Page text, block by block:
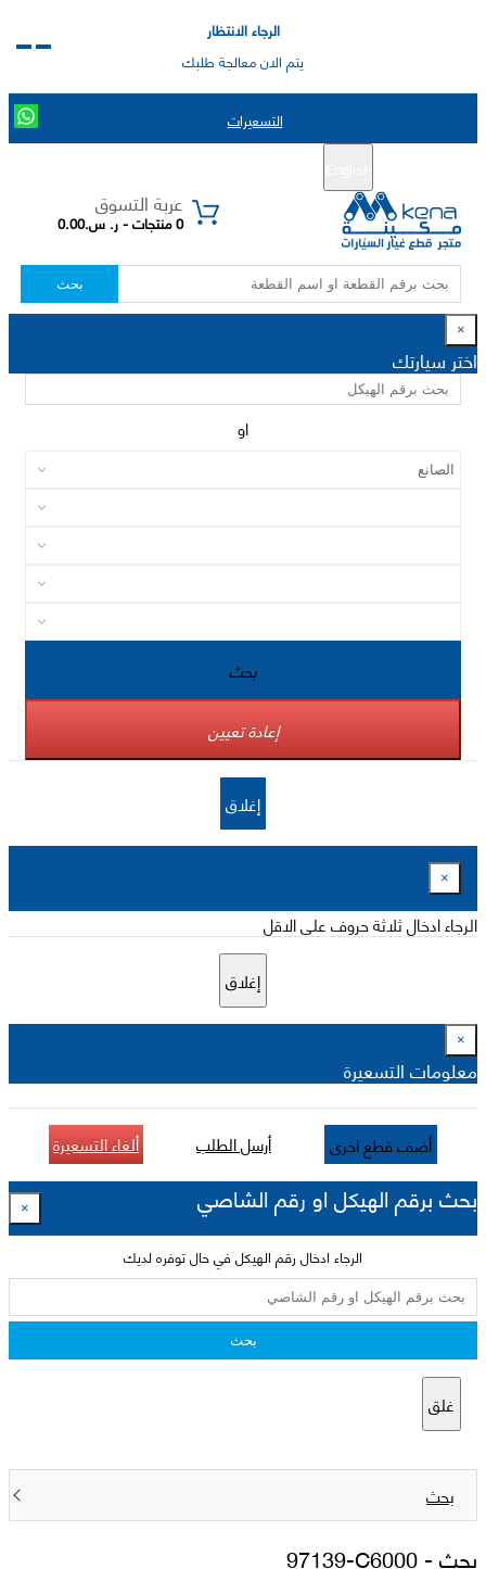
الرجاء الانتظار
يتم الان معالجة طلبك
التسعيرات
عربة التسوق
0 منتجات - ر. س.0.00
بحث
×
اختر سيارتك
او
بحث
إعادة تعيين
إغلاق
×
الرجاء ادخال ثلاثة حروف على الاقل
إغلاق
×
معلومات التسعيرة
أضف قطع اخرى أرسل الطلب ألغاء التسعيرة
بحث برقم الهيكل او رقم الشاصي ×
الرجاء ادخال رقم الهيكل في حال توفره لديك
بحث
غلق
بحث
بحث -97139-C6000